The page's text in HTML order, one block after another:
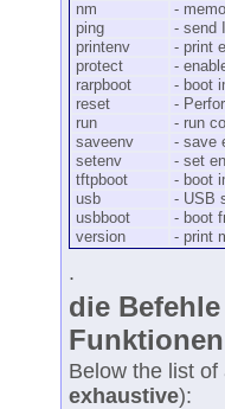
nm
-
ping
- send
printenv
- print
protect
-
rarpboot
- boot
reset
-
run
- run
saveenv
- save
setenv
- set
tftpboot
- boot
usb
- USB
usbboot
- boot
version
- print
.
die
Below the list
exhaustive):